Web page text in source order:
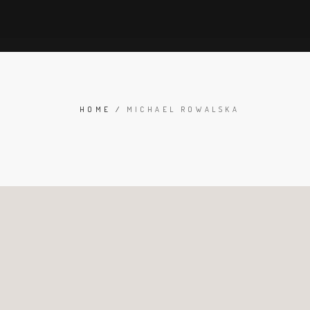
HOME / MICHAEL ROWALSKA